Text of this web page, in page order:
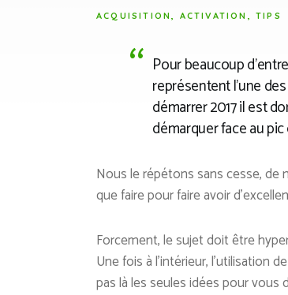
ACQUISITION, ACTIVATION ,TIPS
Pour beaucoup
représentent l’une
démarrer 2017 il est
démarquer face au
Nous le répétons sans cesse, de
que faire pour faire avoir
Forcement, le sujet doit être
Une fois à l’intérieur, l’utilisation
pas là les seules idées pour vous